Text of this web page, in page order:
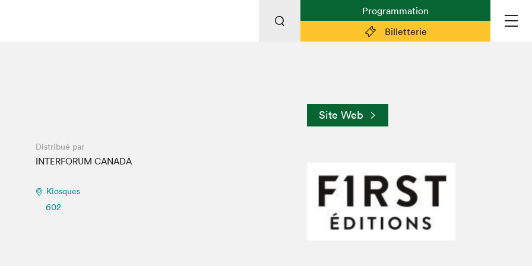
Billetterie
Programmation
Plan du Salon
Préparer sa visite
Espace exposant·e·s
Espace enseignant·e·s
Espace participant⋅e⋅s
Espace Salon dans la ville
Distribué par
INTERFORUM CANADA
Kiosques
602
Site Web